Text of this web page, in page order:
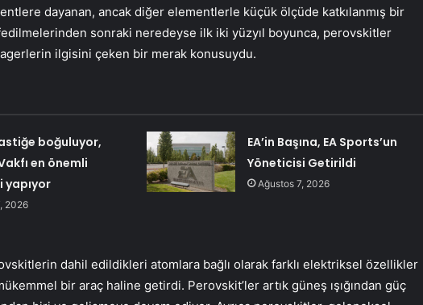
dayanan, ancak diğer elementlerle küçük ölçüde katkılanmış bir
sonraki neredeyse ilk iki yüzyıl boyunca, perovskitler
ilgisini çeken bir merak konusuydu.
boğuluyor,
Vakfı en önemli
yapıyor
2026
EA’in Başına, EA Sports’un
Yöneticisi Getirildi
Ağustos 7, 2026
dahil edildikleri atomlara bağlı olarak farklı elektriksel özellikler
bir araç haline getirdi. Perovskit’ler artık güneş ışığından güç